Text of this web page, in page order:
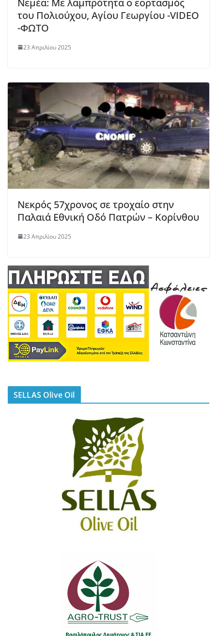
του Πολιούχου, Αγίου Γεωργίου -VIDEO
-ΦΩΤΟ
23 Απριλίου 2025
Νεκρός 57χρονος σε τροχαίο στην
Παλαιά Εθνική Οδό Πατρών – Κορίνθου
23 Απριλίου 2025
SELLAS Olive Oil